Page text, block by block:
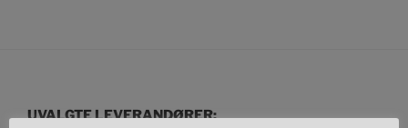
UVALGTE LEVERANDØRER: